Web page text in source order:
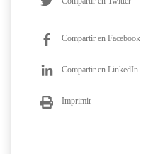
Compartir en Facebook
Compartir en LinkedIn
Imprimir